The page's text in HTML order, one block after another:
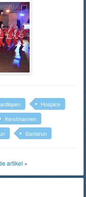
Hospice
Kerstmannen
Santarun
artikel »